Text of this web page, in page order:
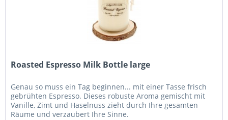
Roasted Espresso Milk Bottle large
Genau so muss ein Tag beginnen... mit einer Tasse frisch
gebrühten Espresso. Dieses robuste Aroma gemischt mit
Vanille, Zimt und Haselnuss zieht durch Ihre gesamten
Räume und verzaubert Ihre Sinne.